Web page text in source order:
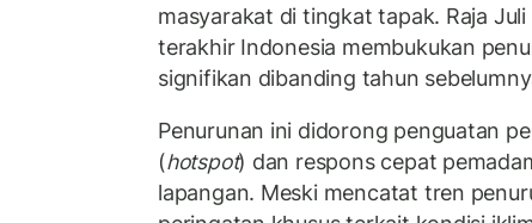
masyarakat di tingkat tapak. Raja
terakhir Indonesia membukukan
signifikan dibanding tahun
Penurunan ini didorong penguatan
(hotspot) dan respons cepat
lapangan. Meski mencatat tren